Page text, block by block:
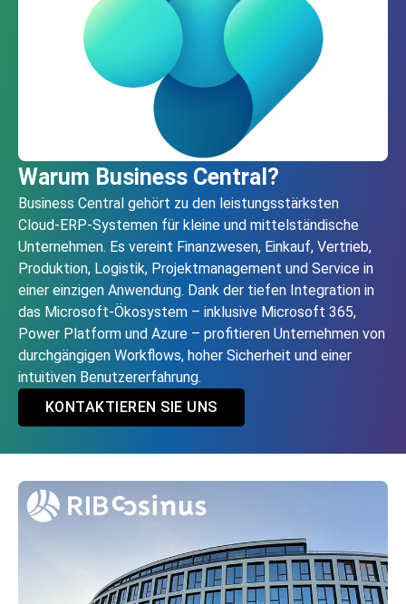
Warum Business Central?
Business Central gehört zu den leistungsstärksten
Cloud‑ERP-Systemen für kleine und mittelständische
Unternehmen. Es vereint Finanzwesen, Einkauf, Vertrieb,
Produktion, Logistik, Projektmanagement und Service in
einer einzigen Anwendung. Dank der tiefen Integration in
das Microsoft‑Ökosystem – inklusive Microsoft 365,
Power Platform und Azure – profitieren Unternehmen von
durchgängigen Workflows, hoher Sicherheit und einer
intuitiven Benutzererfahrung.
KONTAKTIEREN SIE UNS